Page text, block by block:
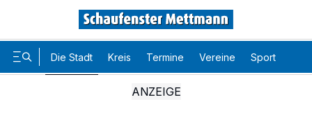
Die Stadt Kreis Termine Vereine Sport